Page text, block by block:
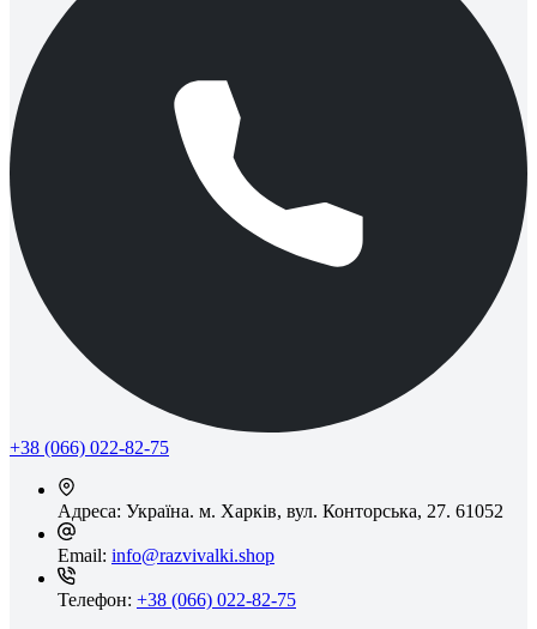
+38 (066) 022-82-75
Адреса: Україна. м. Харків, вул. Конторська, 27. 61052
Email: info@razvivalki.shop
Телефон: +38 (066) 022-82-75